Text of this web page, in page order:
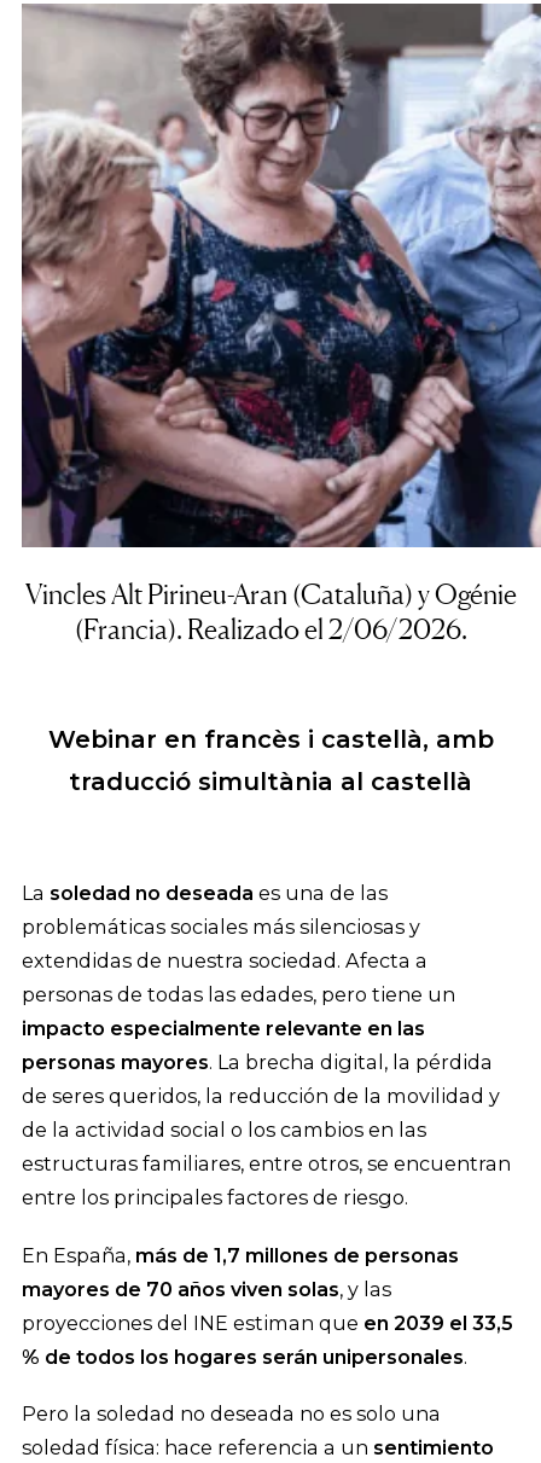
Vincles Alt Pirineu-Aran (Cataluña) yOgénie
(Francia). Realizado el 2/06/2026.
Webinar en francès i castellà, amb
traducció simultània al castellà
La soledad no deseada es una de las
problemáticas sociales más silenciosas y
extendidas de nuestra sociedad. Afecta a
personas de todas las edades, pero tiene un
impacto especialmente relevante en las
personas mayores. La brecha digital, la pérdida
de seres queridos, la reducción de la movilidad y
de la actividad social o los cambios en las
estructuras familiares, entre otros, se encuentran
entre los principales factores de riesgo.
En España, más de 1,7 millones de personas
mayores de 70 años viven solas, y las
proyecciones del INE estiman que en 2039 el 33,5
% de todos los hogares serán unipersonales.
Pero la soledad no deseada no es solo una
soledad física: hace referencia a un sentimiento